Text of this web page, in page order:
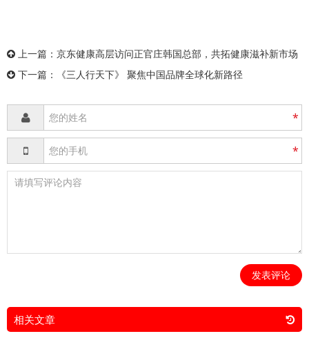
上一篇： 京东健康高层访问正官庄韩国总部，共拓健康滋补新市场
下一篇：
《三人行天下》 聚焦中国品牌全球化新路径
*
*
发表评论
相关文章